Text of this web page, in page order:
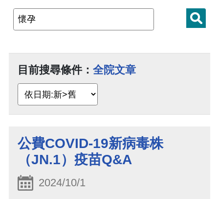
目前搜尋條件： 全院文章
公費COVID-19新病毒株
（JN.1）疫苗Q&A
2024/10/1